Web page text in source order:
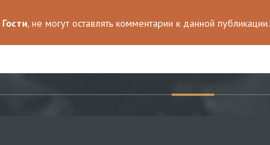
Гости, не могут оставлять комментарии к данной публикации.